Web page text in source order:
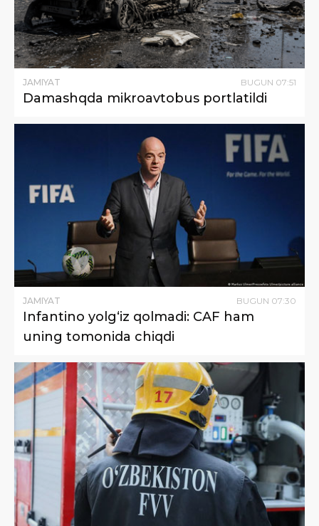
JAMIYAT BUGUN 07:51
Damashqda mikroavtobus portlatildi
JAMIYAT BUGUN 07:30
Infantino yolg‘iz qolmadi: CAF ham
uning tomonida chiqdi